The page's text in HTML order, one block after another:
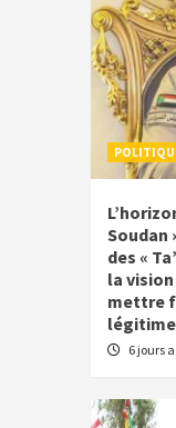
Soudan
des «
la
mettre
6 jours